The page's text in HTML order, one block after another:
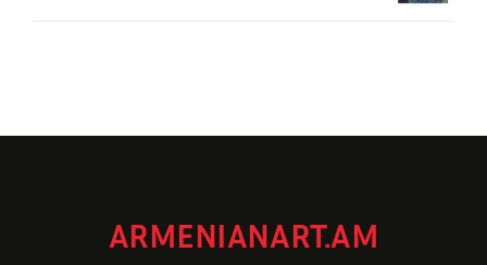
ARMENIANART.AM